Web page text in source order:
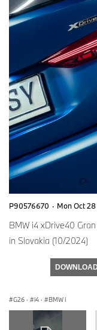
P90576670 · Mon Oct 28
BMW i4 xDrive40
in Slovakia (10/2024)
DOWNLOAD
G26 · i4 · BMW i